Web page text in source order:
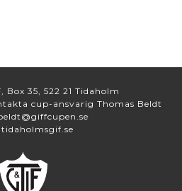
Box 35, 522 21 Tidaholm
cup-ansvarig Thomas Beldt